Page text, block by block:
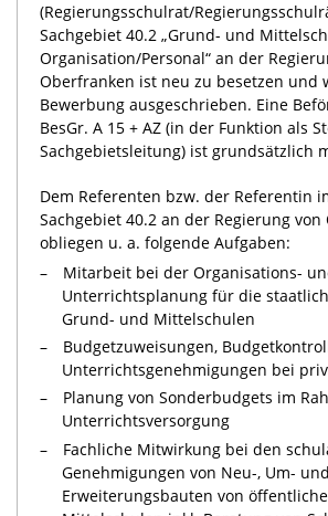
(Regierungsschulrat/
Sachgebiet 40.2 „Grund- und
Organisation/Personal“ an der
Oberfranken ist neu zu besetzen und
Bewerbung ausgeschrieben. Eine
BesGr. A 15 + AZ (in der Funktion als
Sachgebietsleitung) ist grundsätzlich
Dem Referenten bzw. der Referentin
Sachgebiet 40.2 an der Regierung
obliegen u. a. folgende Aufgaben:
Mitarbeit bei der Organisations-
Unterrichtsplanung für die
Grund- und Mittelschulen
Budgetzuweisungen,
Unterrichtsgenehmigungen bei
Planung von Sonderbudgets im
Unterrichtsversorgung
Fachliche Mitwirkung bei den
Genehmigungen von Neu-, Um- und
Erweiterungsbauten von